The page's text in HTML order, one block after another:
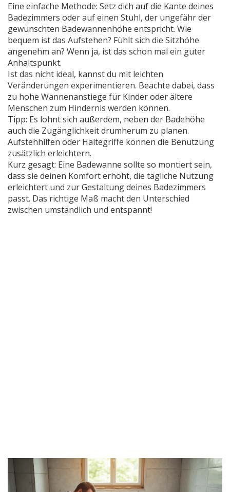
Eine einfache Methode: Setz dich auf die Kante deines
Badezimmers oder auf einen Stuhl, der ungefähr der
gewünschten Badewannenhöhe entspricht. Wie
bequem ist das Aufstehen? Fühlt sich die Sitzhöhe
angenehm an? Wenn ja, ist das schon mal ein guter
Anhaltspunkt.
Ist das nicht ideal, kannst du mit leichten
Veränderungen experimentieren. Beachte dabei, dass
zu hohe Wannenanstiege für Kinder oder ältere
Menschen zum Hindernis werden können.
Tipp: Es lohnt sich außerdem, neben der Badehöhe
auch die Zugänglichkeit drumherum zu planen.
Aufstehhilfen oder Haltegriffe können die Benutzung
zusätzlich erleichtern.
Kurz gesagt: Eine Badewanne sollte so montiert sein,
dass sie deinen Komfort erhöht, die tägliche Nutzung
erleichtert und zur Gestaltung deines Badezimmers
passt. Das richtige Maß macht den Unterschied
zwischen umständlich und entspannt!